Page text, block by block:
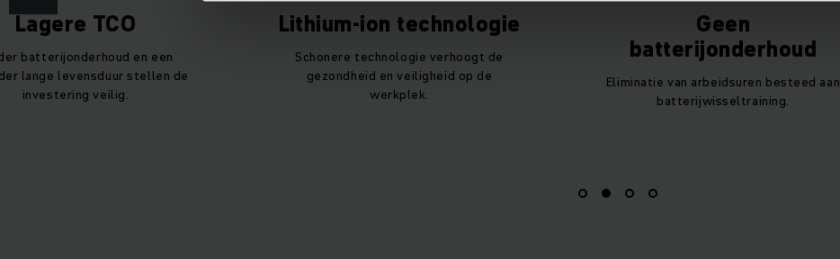
Lagere TCO
batterijonderhoud en een
lange levensduur stellen de
investering veilig.
Lithium-ion technologie
Schonere technologie verhoogt de
gezondheid en veiligheid op de
werkplek.
Geen
batterijonderhoud
Eliminatie van arbeidsuren besteed aan
batterijwisseltraining.